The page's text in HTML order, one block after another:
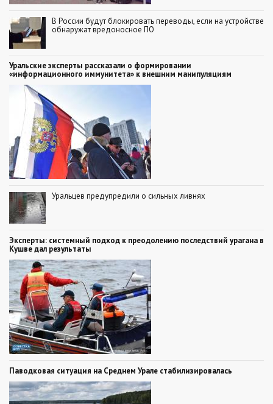
В России будут блокировать переводы, если на устройстве
обнаружат вредоносное ПО
Уральские эксперты рассказали о формировании
«информационного иммунитета» к внешним манипуляциям
Уральцев предупредили о сильных ливнях
Эксперты: системный подход к преодолению последствий урагана в
Кушве дал результаты
Паводковая ситуация на Среднем Урале стабилизировалась